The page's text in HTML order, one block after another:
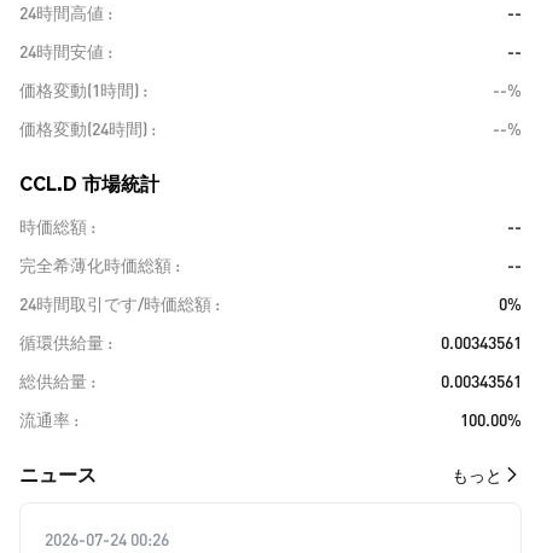
24時間高値
--
24時間安値
--
価格変動(1時間)
--%
価格変動(24時間)
--%
CCL.D 市場統計
時価総額
--
完全希薄化時価総額
--
24時間取引です/時価総額
0%
循環供給量
0.00343561
総供給量
0.00343561
流通率
100.00%
​​ニュース​​ もっと
2026-07-24 00:26